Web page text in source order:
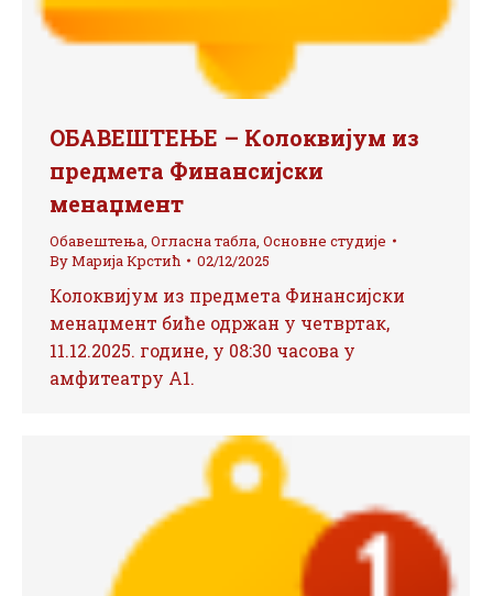
ОБАВЕШТЕЊЕ – Колоквијум из
предмета Финансијски
менаџмент
Обавештења, Огласна табла, Основне студије
ByМарија Крстић 02/12/2025
Колоквијум из предмета Финансијски
менаџмент биће одржан у четвртак,
11.12.2025. године, у 08:30 часова у
амфитеатру А1.